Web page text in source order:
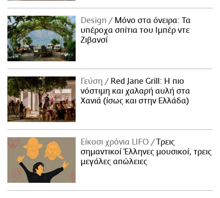
Design
Μόνο στα όνειρα: Τα
υπέροχα σπίτια του Ιμπέρ ντε
Ζιβανσί
Γεύση
Red Jane Grill: Η πιο
νόστιμη και χαλαρή αυλή στα
Χανιά (ίσως και στην Ελλάδα)
Είκοσι χρόνια LIFO
Tρεις
σημαντικοί Έλληνες μουσικοί, τρεις
μεγάλες απώλειες